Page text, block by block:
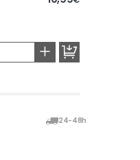
+
24-48h